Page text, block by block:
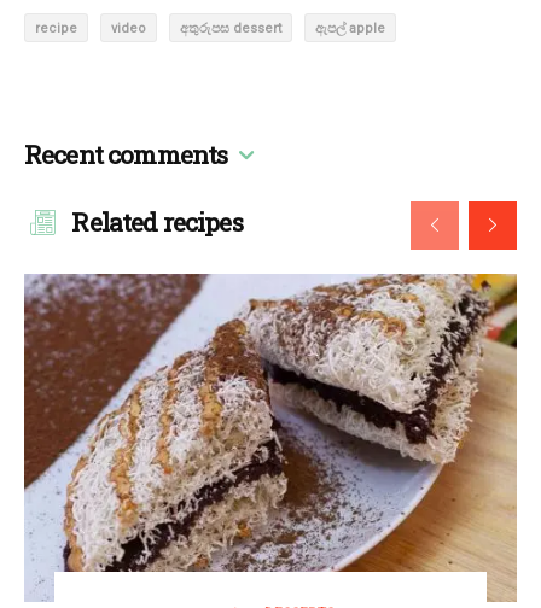
recipe video අතුරුපස dessert ඇපල් apple
Recent comments
Related recipes